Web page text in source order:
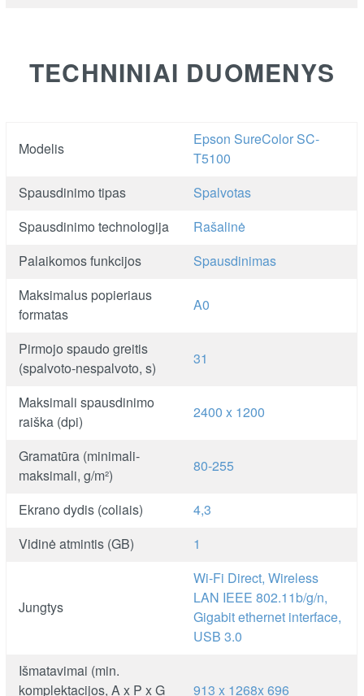
TECHNINIAI DUOMENYS
Modelis
Epson SureColor SC-
T5100
Spausdinimo tipas
Spalvotas
Spausdinimo technologija
Rašalinė
Palaikomos funkcijos
Spausdinimas
Maksimalus popieriaus
formatas
A0
Pirmojo spaudo greitis
(spalvoto-nespalvoto, s)
31
Maksimali spausdinimo
raiška (dpi)
2400 x 1200
Gramatūra (minimali-
maksimali, g/m²)
80-255
Ekrano dydis (coliais)
4,3
Vidinė atmintis (GB)
1
Jungtys
Wi-Fi Direct, Wireless
LAN IEEE 802.11b/g/n,
Gigabit ethernet interface,
USB 3.0
Išmatavimai (min.
komplektacijos, A x P x G
913 x 1268x 696